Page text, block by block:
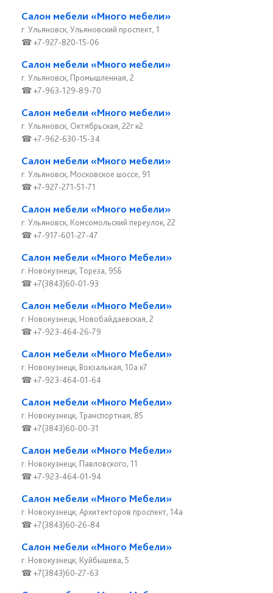
Салон мебели «Много мебели»
г. Ульяновск, Ульяновский проспект, 1
☎ +7-927-820-15-06
Салон мебели «Много мебели»
г. Ульяновск, Промышленная, 2
☎ +7-963-129-89-70
Салон мебели «Много мебели»
г. Ульяновск, Октябрьская, 22г к2
☎ +7-962-630-15-34
Салон мебели «Много мебели»
г. Ульяновск, Московское шоссе, 91
☎ +7-927-271-51-71
Салон мебели «Много мебели»
г. Ульяновск, Комсомольский переулок, 22
☎ +7-917-601-27-47
Салон мебели «Много Мебели»
г. Новокузнецк, Тореза, 95Б
☎ +7(3843)60-01-93
Салон мебели «Много Мебели»
г. Новокузнецк, Новобайдаевская, 2
☎ +7-923-464-26-79
Салон мебели «Много Мебели»
г. Новокузнецк, Вокзальная, 10а к7
☎ +7-923-464-01-64
Салон мебели «Много Мебели»
г. Новокузнецк, Транспортная, 85
☎ +7(3843)60-00-31
Салон мебели «Много Мебели»
г. Новокузнецк, Павловского, 11
☎ +7-923-464-01-94
Салон мебели «Много Мебели»
г. Новокузнецк, Архитекторов проспект, 14а
☎ +7(3843)60-26-84
Салон мебели «Много Мебели»
г. Новокузнецк, Куйбышева, 5
☎ +7(3843)60-27-63